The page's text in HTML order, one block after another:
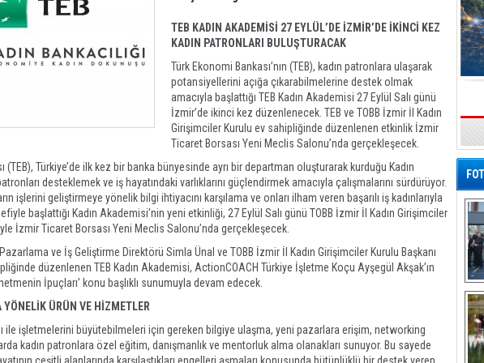
TEB KADIN AKADEMİSİ 27 EYLÜL’DE İZMİR’DE İKİNCİ KEZ
KADIN PATRONLARI BULUŞTURACAK
Türk Ekonomi Bankası’nın (TEB), kadın patronlara ulaşarak
potansiyellerini açığa çıkarabilmelerine destek olmak
amacıyla başlattığı TEB Kadın Akademisi 27 Eylül Salı günü
İzmir’de ikinci kez düzenlenecek. TEB ve TOBB İzmir İl Kadın
Girişimciler Kurulu ev sahipliğinde düzenlenen etkinlik İzmir
Ticaret Borsası Yeni Meclis Salonu’nda gerçekleşecek.
(TEB), Türkiye’de ilk kez bir banka bünyesinde ayrı bir departman oluşturarak kurduğu Kadın
desteklemek ve iş hayatındaki varlıklarını güçlendirmek amacıyla çalışmalarını sürdürüyor.
işlerini geliştirmeye yönelik bilgi ihtiyacını karşılama ve onları ilham veren başarılı iş kadınlarıyla
başlattığı Kadın Akademisi’nin yeni etkinliği, 27 Eylül Salı günü TOBB İzmir İl Kadın Girişimciler
İzmir Ticaret Borsası Yeni Meclis Salonu’nda gerçekleşecek.
Pazarlama ve İş Geliştirme Direktörü Simla Ünal ve TOBB İzmir İl Kadın Girişimciler Kurulu Başkanı
düzenlenen TEB Kadın Akademisi, ActionCOACH Türkiye İşletme Koçu Ayşegül Akşak’ın
İpuçları’ konu başlıklı sunumuyla devam edecek.
YÖNELİK ÜRÜN VE HİZMETLER
ile işletmelerini büyütebilmeleri için gereken bilgiye ulaşma, yeni pazarlara erişim, networking
kadın patronlara özel eğitim, danışmanlık ve mentorluk alma olanakları sunuyor. Bu sayede